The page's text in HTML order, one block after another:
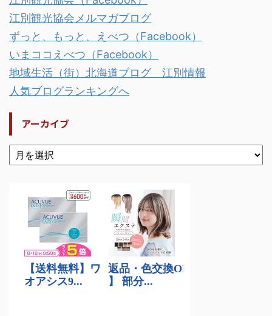
江別観光協会メルマガブログ
ずっと、もっと、えべつ（Facebook）
いまココえべつ（Facebook）
地域生活（街）北海道ブログ 江別情報
人気ブログランキングへ
アーカイブ